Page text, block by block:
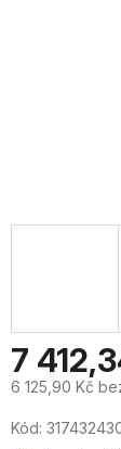
7
6 125,90 Kč
cena:
Kód: